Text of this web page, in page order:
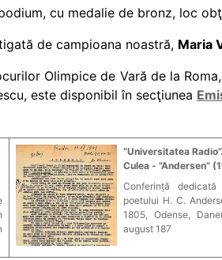
cu medalie de bronz, loc
de campioana noastră, Maria
Olimpice de Vară de la
este disponibil în secţiunea
”Universitatea
Culea - ”Andersen”
Conferință
poetului H. C.
1805, Odense,
august 187